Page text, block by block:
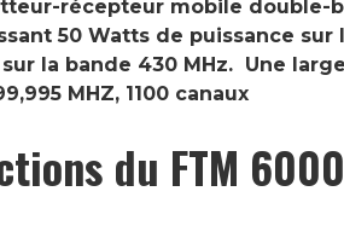
récepteur mobile double-
50 Watts de puissance sur
la bande 430 MHz. Une
MHZ, 1100 canaux
du FTM 6000